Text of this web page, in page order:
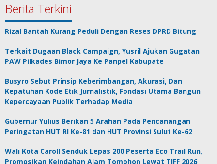
Berita Terkini
Rizal Bantah Kurang Peduli Dengan Reses DPRD Bitung
Terkait Dugaan Black Campaign, Yusril Ajukan Gugatan
PAW Pilkades Bimor Jaya Ke Panpel Kabupate
Busyro Sebut Prinsip Keberimbangan, Akurasi, Dan
Kepatuhan Kode Etik Jurnalistik, Fondasi Utama Bangun
Kepercayaan Publik Terhadap Media
Gubernur Yulius Berikan 5 Arahan Pada Pencanangan
Peringatan HUT RI Ke-81 dan HUT Provinsi Sulut Ke-62
Wali Kota Caroll Senduk Lepas 200 Peserta Eco Trail Run,
Promosikan Keindahan Alam Tomohon Lewat TIFF 2026